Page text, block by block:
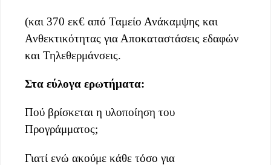
(και 370 εκ€ από Ταμείο Ανάκαμψης και
Ανθεκτικότητας για Αποκαταστάσεις εδαφών
και Τηλεθερμάνσεις.
Στα εύλογα ερωτήματα:
Πού βρίσκεται η υλοποίηση του
Προγράμματος;
Γιατί ενώ ακούμε κάθε τόσο για